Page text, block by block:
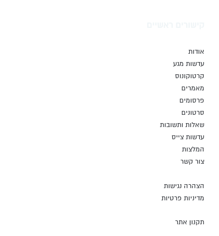
אודות
עדשות מגע
קרטוקונוס
מאמרים
פרסומים
סרטונים
שאלות ותשובות
עדשות צייס
המלצות
צור קשר
הצהרה נגישות
מדיניות פרטיות
תקנון אתר